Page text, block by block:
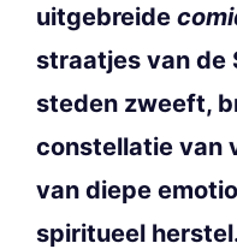
uitgebreide
straatjes van de
steden zweeft,
constellatie van
van diepe
spiritueel